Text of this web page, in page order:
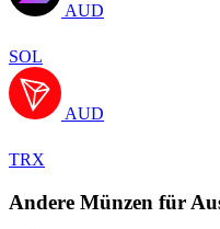
AUD
SOL
AUD
TRX
Andere Münzen für